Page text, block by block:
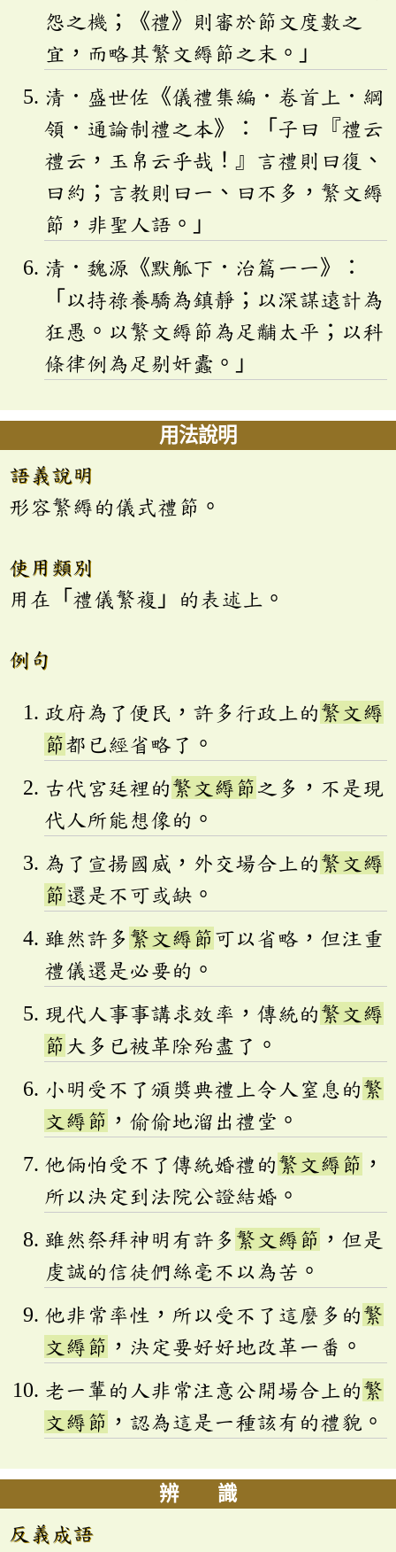
怨之機；《禮》則審於節文度數之
宜，而略其繁文縟節之末。」
清．盛世佐《儀禮集編．卷首上．綱
領．通論制禮之本》：「子曰『禮云
禮云，玉帛云乎哉！』言禮則曰復、
曰約；言教則曰一、曰不多，繁文縟
節，非聖人語。」
清．魏源《默觚下．治篇一一》：
「以持祿養驕為鎮靜；以深謀遠計為
狂愚。以繁文縟節為足黼太平；以科
條律例為足剔奸蠹。」
用法說明
語義說明
形容繁縟的儀式禮節。
使用類別
用在「禮儀繁複」的表述上。
例句
政府為了便民，許多行政上的繁文縟
節都已經省略了。
古代宮廷裡的繁文縟節之多，不是現
代人所能想像的。
為了宣揚國威，外交場合上的繁文縟
節還是不可或缺。
雖然許多 繁文縟節可以省略，但注重
禮儀還是必要的。
現代人事事講求效率，傳統的繁文縟
節 大多已被革除殆盡了。
小明受不了頒獎典禮上令人窒息的繁
文縟節 ，偷偷地溜出禮堂。
他倆怕受不了傳統婚禮的繁文縟節 ，
所以決定到法院公證結婚。
雖然祭拜神明有許多 繁文縟節 ，但是
虔誠的信徒們絲毫不以為苦。
他非常率性，所以受不了這麼多的繁
文縟節 ，決定要好好地改革一番。
老一輩的人非常注意公開場合上的繁
文縟節 ，認為這是一種該有的禮貌。
辨 識
反義成語